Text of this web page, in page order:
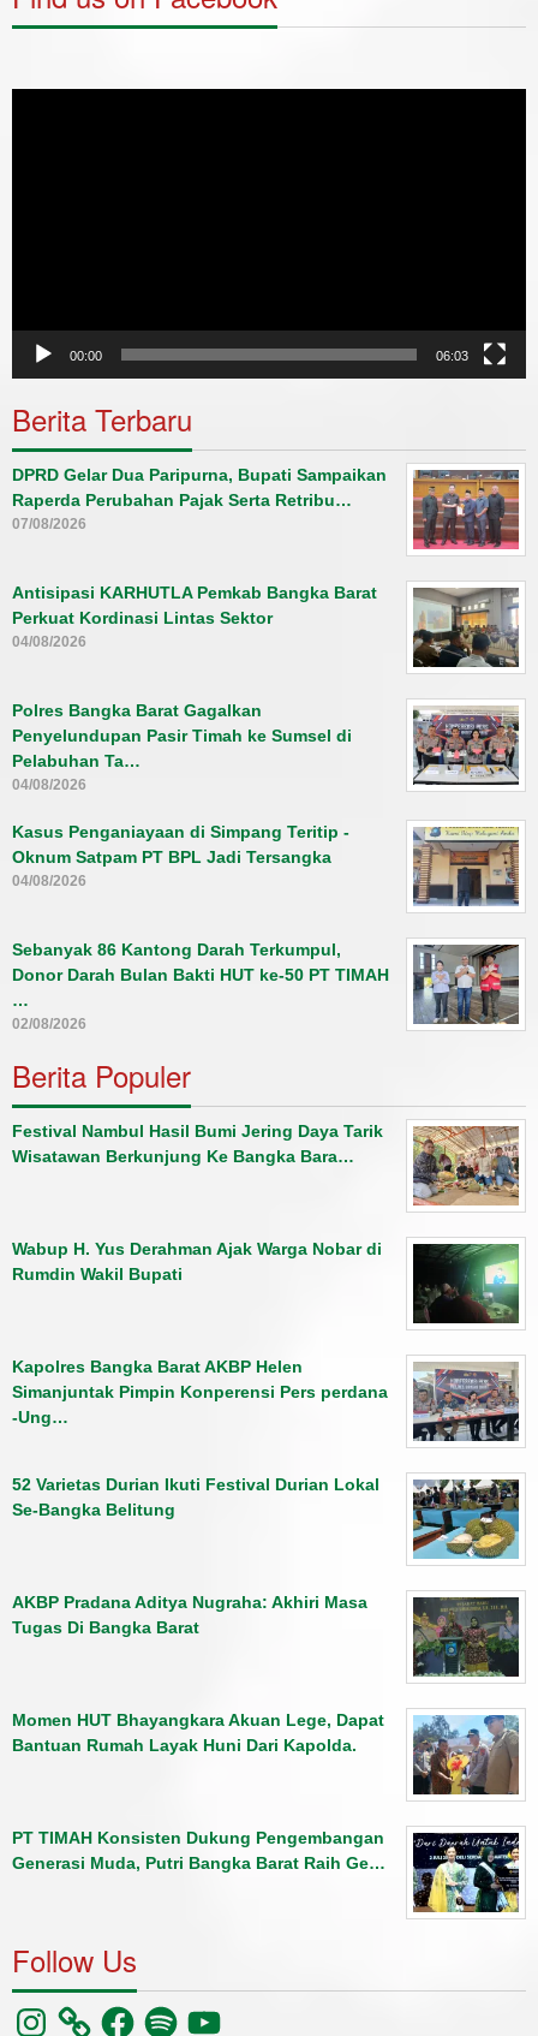
00:00 06:03
Berita Terbaru
DPRD Gelar Dua Paripurna, Bupati Sampaikan
Raperda Perubahan Pajak Serta Retribu…
07/08/2026
Antisipasi KARHUTLA Pemkab Bangka Barat
Perkuat Kordinasi Lintas Sektor
04/08/2026
Polres Bangka Barat Gagalkan
Penyelundupan Pasir Timah ke Sumsel di
Pelabuhan Ta…
04/08/2026
Kasus Penganiayaan di Simpang Teritip -
Oknum Satpam PT BPL Jadi Tersangka
04/08/2026
Sebanyak 86 Kantong Darah Terkumpul,
Donor Darah Bulan Bakti HUT ke-50 PT TIMAH
…
02/08/2026
Berita Populer
Festival Nambul Hasil Bumi Jering Daya Tarik
Wisatawan Berkunjung Ke Bangka Bara…
Wabup H. Yus Derahman Ajak Warga Nobar di
Rumdin Wakil Bupati
Kapolres Bangka Barat AKBP Helen
Simanjuntak Pimpin Konperensi Pers perdana
-Ung…
52 Varietas Durian Ikuti Festival Durian Lokal
Se-Bangka Belitung
AKBP Pradana Aditya Nugraha: Akhiri Masa
Tugas Di Bangka Barat
Momen HUT Bhayangkara Akuan Lege, Dapat
Bantuan Rumah Layak Huni Dari Kapolda.
PT TIMAH Konsisten Dukung Pengembangan
Generasi Muda, Putri Bangka Barat Raih Ge…
Follow Us
Instagram FacebookSpotifyYouTube